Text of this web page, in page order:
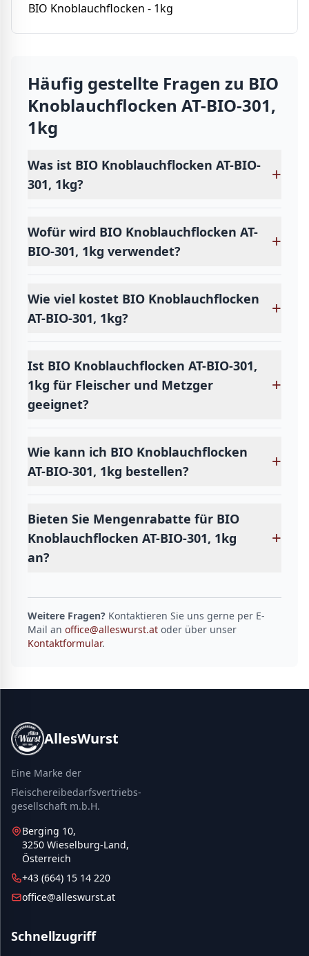
BIO Knoblauchflocken - 1kg
Häufig gestellte Fragen zu BIO
Knoblauchflocken AT-BIO-301,
1kg
Was ist BIO Knoblauchflocken AT-BIO-
301, 1kg?
+
Wofür wird BIO Knoblauchflocken AT-
BIO-301, 1kg verwendet?
+
Wie viel kostet BIO Knoblauchflocken
AT-BIO-301, 1kg?
+
Ist BIO Knoblauchflocken AT-BIO-301,
1kg für Fleischer und Metzger
geeignet?
+
Wie kann ich BIO Knoblauchflocken
AT-BIO-301, 1kg bestellen?
+
Bieten Sie Mengenrabatte für BIO
Knoblauchflocken AT-BIO-301, 1kg
an?
+
Weitere Fragen? Kontaktieren Sie uns gerne per E-
Mail an office@alleswurst.at oder über unser
Kontaktformular.
AllesWurst
Eine Marke der
Fleischereibedarfsvertriebs-
gesellschaft m.b.H.
Berging 10,
3250 Wieselburg-Land,
Österreich
+43 (664) 15 14 220
office@alleswurst.at
Schnellzugriff